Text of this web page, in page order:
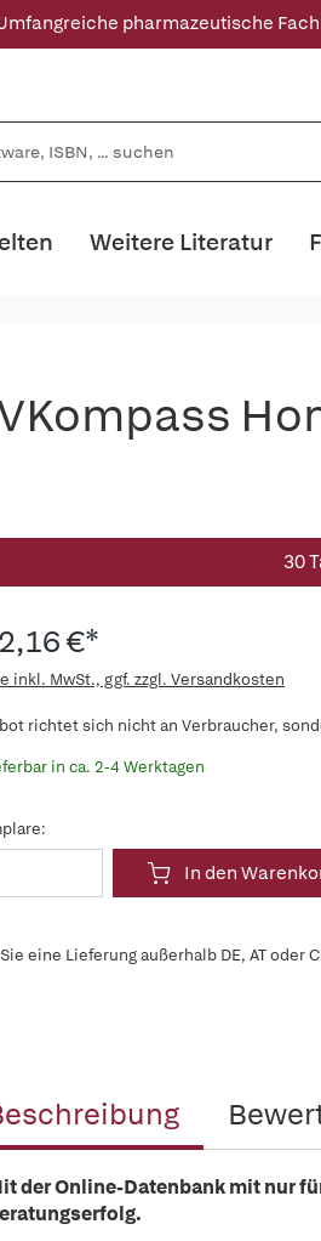
pharmazeutische
Weitere Literatur
30
€*
inkl. MwSt., ggf. zzgl. Versandkosten
richtet sich nicht an Verbraucher,
in ca. 2-4 Werktagen
In den
eine Lieferung außerhalb DE, AT oder
der Online-Datenbank mitnur